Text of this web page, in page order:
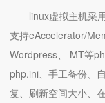
linux虚拟主机采
支持eAccelerator/
Wordpress、 MT等
php.ini、手工备份、
复、刷新空间大小、